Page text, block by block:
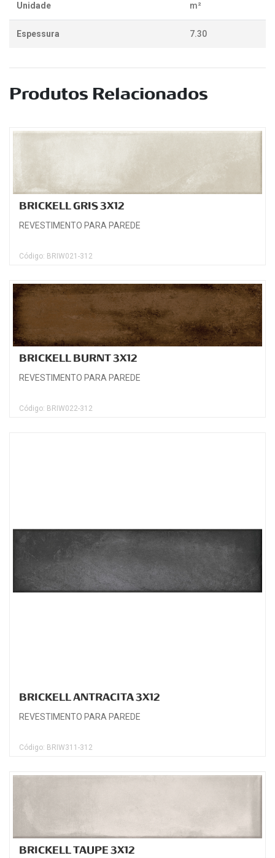
Unidade m²
Espessura 7.30
Produtos Relacionados
BRICKELL GRIS 3X12
REVESTIMENTO PARA PAREDE
Código: BRIW021-312
BRICKELL BURNT 3X12
REVESTIMENTO PARA PAREDE
Código: BRIW022-312
BRICKELL ANTRACITA 3X12
REVESTIMENTO PARA PAREDE
Código: BRIW311-312
BRICKELL TAUPE 3X12